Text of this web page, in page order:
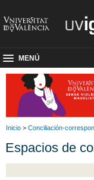
MENÚ
Inicio > Conciliación-
Espacios de